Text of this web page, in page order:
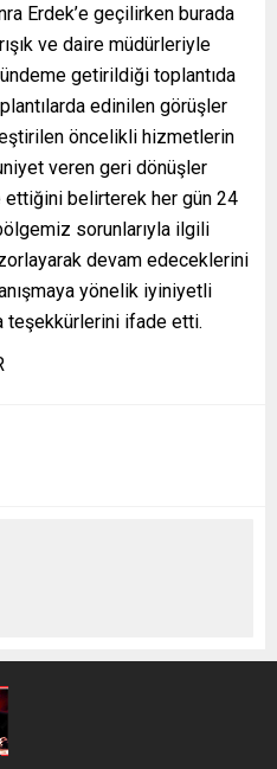
Erdek’e geçilirken burada
ve daire müdürleriyle
getirildiği toplantıda
edinilen görüşler
öncelikli hizmetlerin
veren geri dönüşler
ettiğini belirterek her gün 24
sorunlarıyla ilgili
devam edeceklerini
yönelik iyiniyetli
teşekkürlerini ifade etti.